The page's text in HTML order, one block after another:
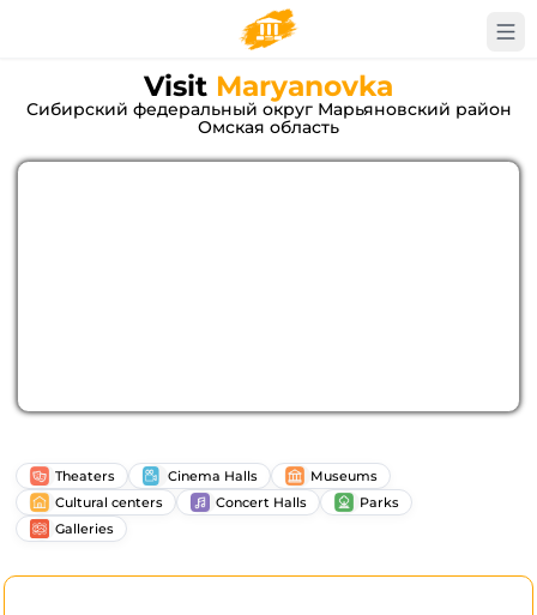
Visit Maryanovka
Сибирский федеральный округ Марьяновский район
Омская область
Theaters Cinema Halls
Museums
Cultural centers
Concert Halls
Parks
Galleries